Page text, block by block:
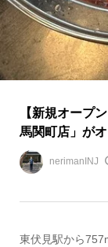
【新規オープ
馬関町店」が
nerimanINJ
東伏見駅から